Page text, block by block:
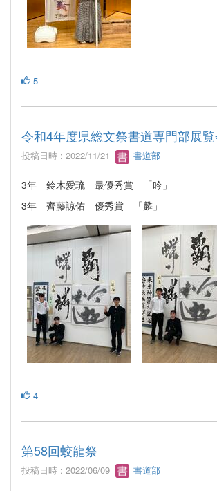
5
令和4年度県総文祭書道専門部展
投稿日時 : 2022/11/21 書道部
3年 鈴木愛琉 最優秀賞 「吟」
3年 齊藤諒佑 優秀賞 「麟」
4
第58回蛟龍祭
投稿日時 : 2022/06/09 書道部